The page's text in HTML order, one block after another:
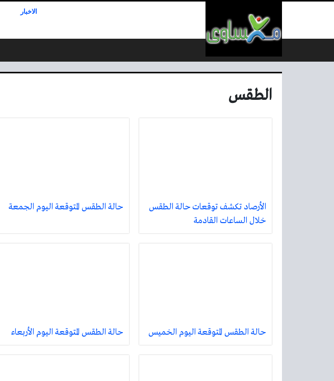
الاخبار
الطقس
الأرصاد تكشف توقعات حالة الطقس
خلال الساعات القادمة
حالة الطقس المتوقعة اليوم الجمعة
حالة الطقس المتوقعة اليوم الخميس حالة الطقس المتوقعة اليوم الأربعاء